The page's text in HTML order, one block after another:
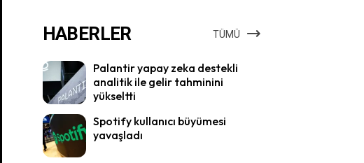
HABERLER TÜMÜ
Palantir yapay zeka destekli
analitik ile gelir tahminini
yükseltti
Spotify kullanıcı büyümesi
yavaşladı